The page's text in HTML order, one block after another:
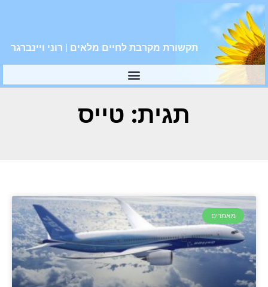
תקשורת מקרבת לחיים מלאים | רוני ויינברגר
תגית: טייס
מאמרים